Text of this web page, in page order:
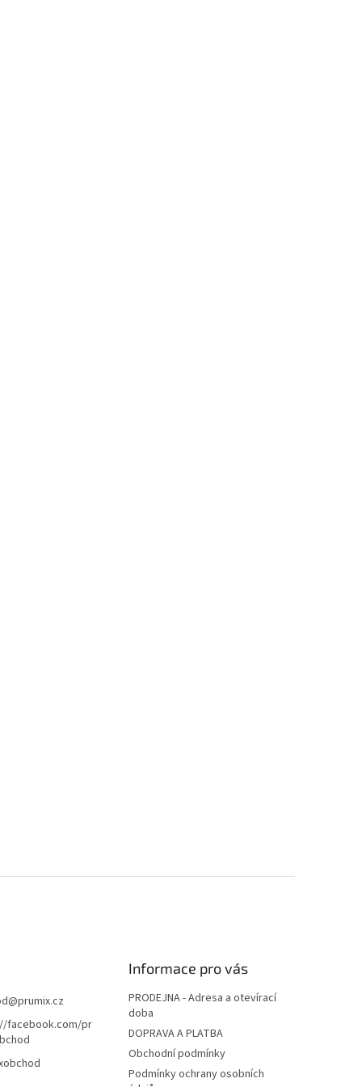
@prumix.cz
facebook.com/pr
Informace pro vás
PRODEJNA - Adresa a otevírací
doba
DOPRAVA A PLATBA
Obchodní podmínky
Podmínky ochrany osobních